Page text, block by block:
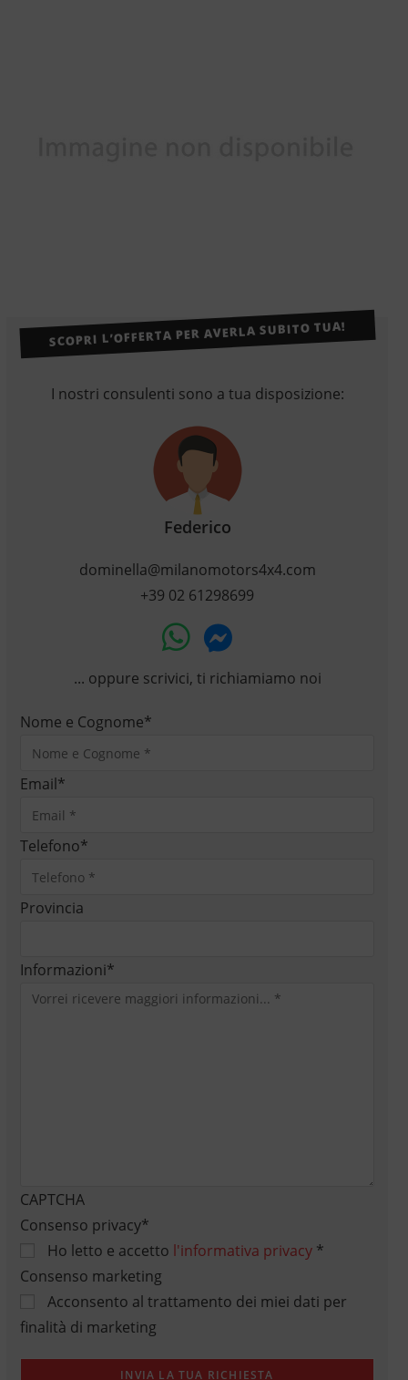
SCOPRI L’OFFERTA PER AVERLA SUBITO TUA!
I nostri consulenti sono a tua disposizione:
Federico
dominella@milanomotors4x4.com
+39 02 61298699
... oppure scrivici, ti richiamiamo noi
Nome e Cognome*
Email*
Telefono*
Provincia
Informazioni*
CAPTCHA
Consenso privacy*
Ho letto e accetto l'informativa privacy*
Consenso marketing
Acconsento al trattamento dei miei dati per
finalità di marketing